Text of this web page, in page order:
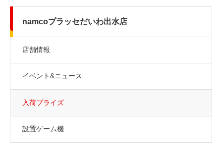
namcoプラッセだいわ出水店
店舗情報
イベント&ニュース
入荷プライズ
設置ゲーム機